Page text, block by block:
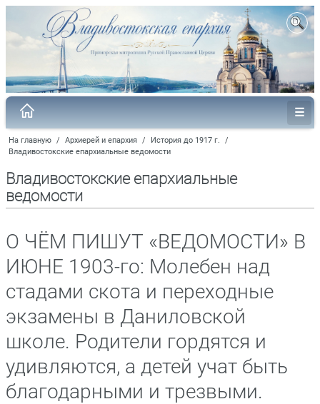
На главную / Архиерей и епархия / История до 1917 г.
/
Владивостокские епархиальные ведомости
Владивостокские епархиальные
ведомости
О ЧЁМ ПИШУТ «ВЕДОМОСТИ» В
ИЮНЕ 1903-го: Молебен над
стадами скота и переходные
экзамены в Даниловской
школе. Родители гордятся и
удивляются, а детей учат быть
благодарными и трезвыми.